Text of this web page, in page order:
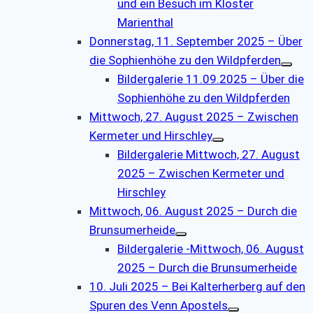
und ein Besuch im Kloster
Marienthal
Donnerstag, 11. September 2025 – Über
die Sophienhöhe zu den Wildpferden
Bildergalerie 11.09.2025 – Über die
Sophienhöhe zu den Wildpferden
Mittwoch, 27. August 2025 – Zwischen
Kermeter und Hirschley
Bildergalerie Mittwoch, 27. August
2025 – Zwischen Kermeter und
Hirschley
Mittwoch, 06. August 2025 – Durch die
Brunsumerheide
Bildergalerie -Mittwoch, 06. August
2025 – Durch die Brunsumerheide
10. Juli 2025 – Bei Kalterherberg auf den
Spuren des Venn Apostels